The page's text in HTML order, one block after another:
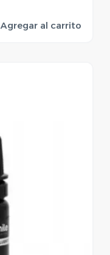
Agregar al carrito